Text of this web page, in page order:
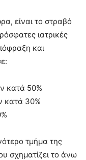
είναι το στραβό
ιατρικές
και
κατά 50%
κατά 30%
τμήμα της
σχηματίζει το άνω